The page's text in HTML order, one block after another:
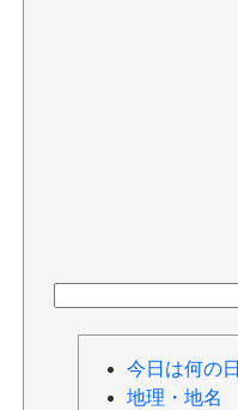
今日は何の日
地理・地名